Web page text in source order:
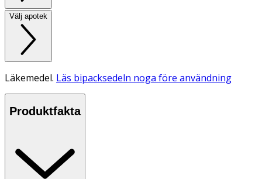
Välj apotek
Läkemedel. Läs bipacksedeln noga före användning
Produktfakta